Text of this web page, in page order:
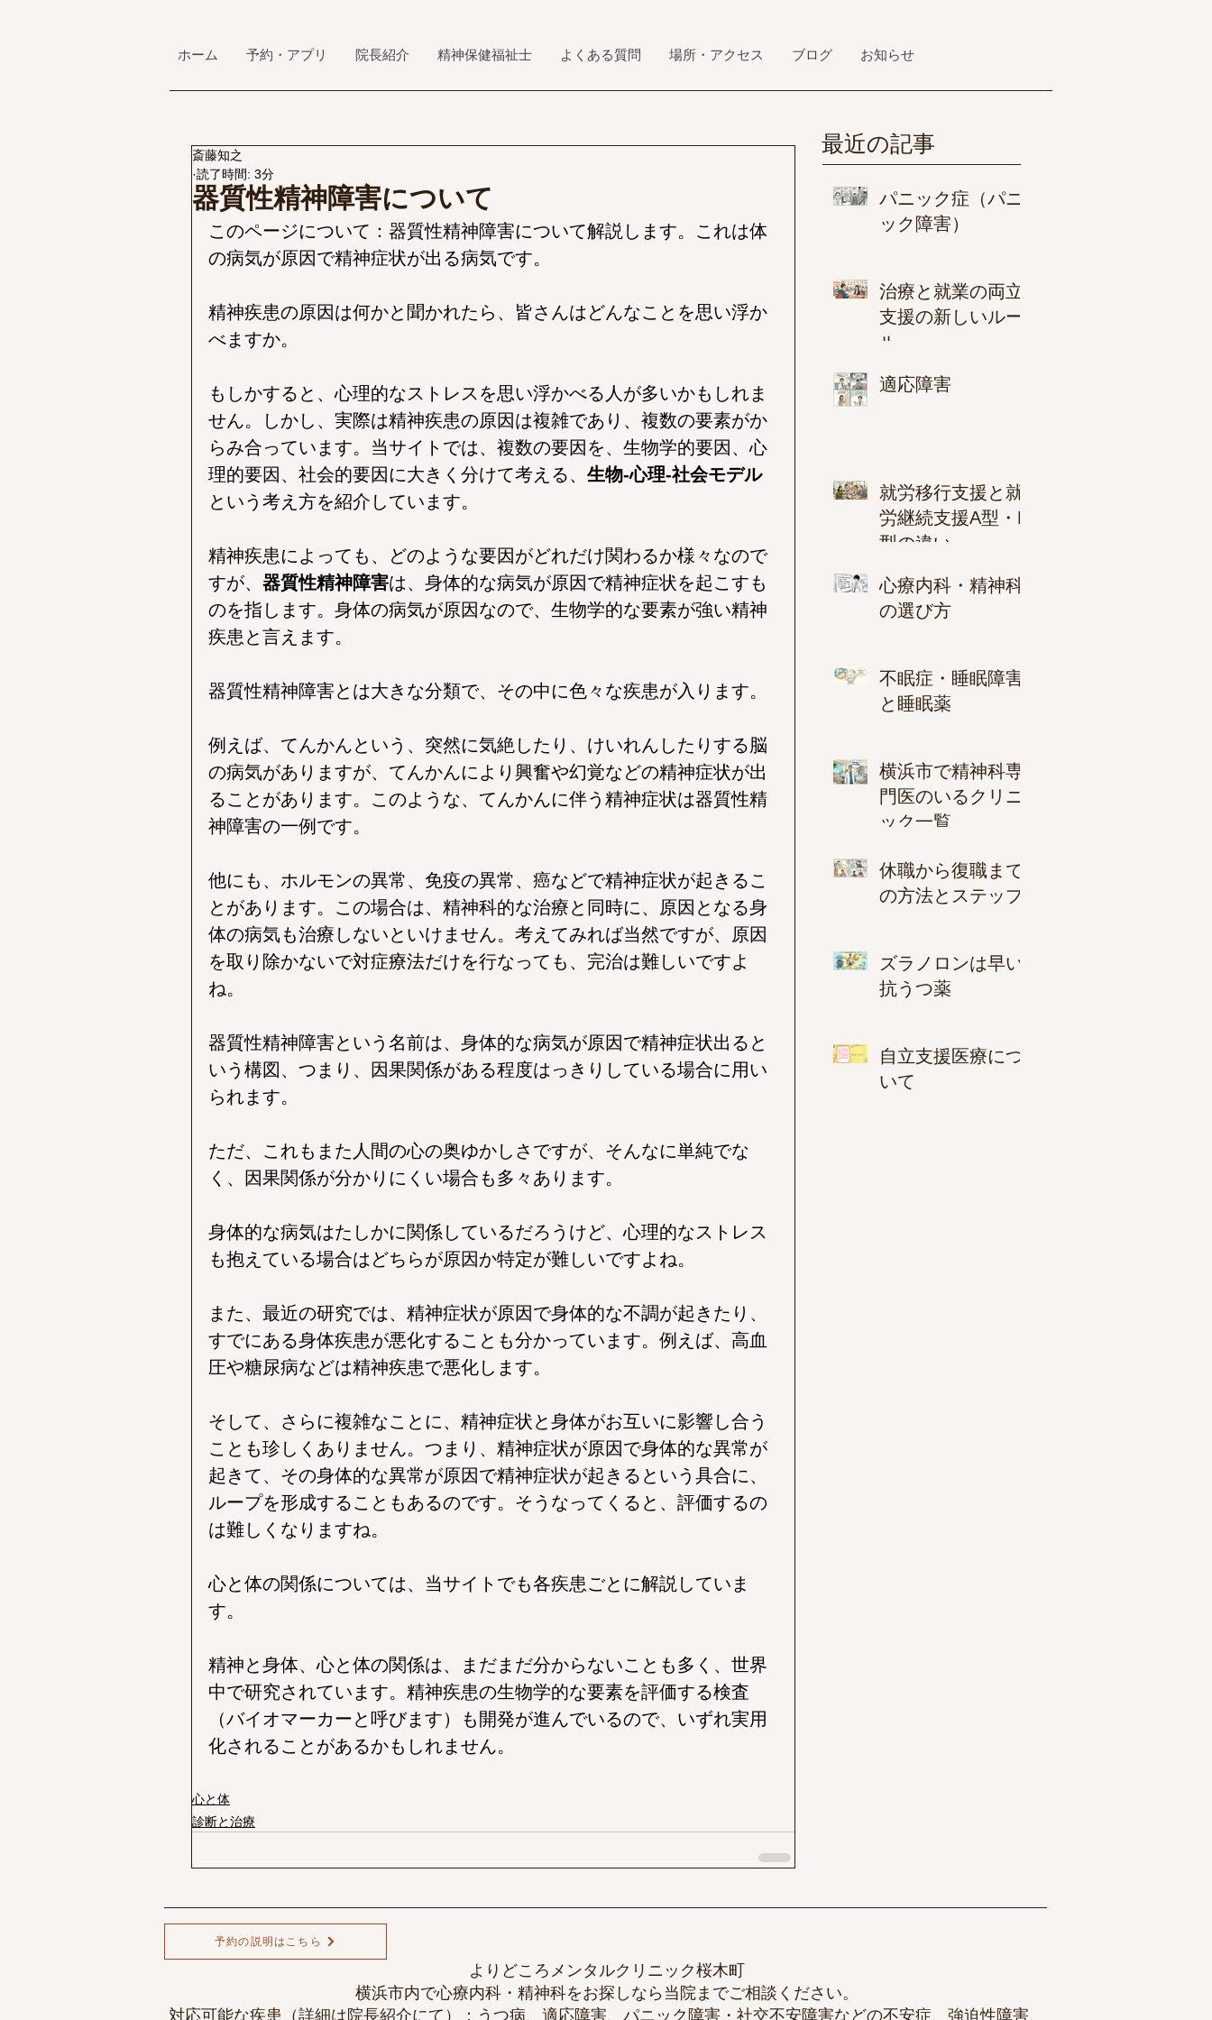
ホーム 予約・アプリ 院長紹介 精神保健福祉士 よくある質問 場所・アクセス ブログ お知らせ
器質性精神障害について
斎藤知之
読了時間: 3分
このページについて：器質性精神障害について解説します。これは体
の病気が原因で精神症状が出る病気です。
精神疾患の原因は何かと聞かれたら、皆さんはどんなことを思い浮か
べますか。
もしかすると、心理的なストレスを思い浮かべる人が多いかもしれま
せん。しかし、実際は精神疾患の原因は複雑であり、複数の要素がか
らみ合っています。当サイトでは、複数の要因を、生物学的要因、心
理的要因、社会的要因に大きく分けて考える、 生物-心理-社会モデル
という考え方を紹介しています。
精神疾患によっても、どのような要因がどれだけ関わるか様々なので
すが、 器質性精神障害は、身体的な病気が原因で精神症状を起こすも
のを指します。身体の病気が原因なので、生物学的な要素が強い精神
疾患と言えます。
器質性精神障害とは大きな分類で、その中に色々な疾患が入ります。
例えば、てんかんという、突然に気絶したり、けいれんしたりする脳
の病気がありますが、てんかんにより興奮や幻覚などの精神症状が出
ることがあります。このような、てんかんに伴う精神症状は器質性精
神障害の一例です。
他にも、ホルモンの異常、免疫の異常、癌などで精神症状が起きるこ
とがあります。この場合は、精神科的な治療と同時に、原因となる身
体の病気も治療しないといけません。考えてみれば当然ですが、原因
を取り除かないで対症療法だけを行なっても、完治は難しいですよ
ね。
器質性精神障害という名前は、身体的な病気が原因で精神症状出ると
いう構図、つまり、因果関係がある程度はっきりしている場合に用い
られます。
ただ、これもまた人間の心の奥ゆかしさですが、そんなに単純でな
く、因果関係が分かりにくい場合も多々あります。
身体的な病気はたしかに関係しているだろうけど、心理的なストレス
も抱えている場合はどちらが原因か特定が難しいですよね。
また、最近の研究では、精神症状が原因で身体的な不調が起きたり、
すでにある身体疾患が悪化することも分かっています。例えば、高血
圧や糖尿病などは精神疾患で悪化します。
そして、さらに複雑なことに、精神症状と身体がお互いに影響し合う
ことも珍しくありません。つまり、精神症状が原因で身体的な異常が
起きて、その身体的な異常が原因で精神症状が起きるという具合に、
ループを形成することもあるのです。そうなってくると、評価するの
は難しくなりますね。
心と体の関係については、当サイトでも各疾患ごとに解説していま
す。
精神と身体、心と体の関係は、まだまだ分からないことも多く、世界
中で研究されています。精神疾患の生物学的な要素を評価する検査
（バイオマーカーと呼びます）も開発が進んでいるので、いずれ実用
化されることがあるかもしれません。
心と体
診断と治療
最近の記事
パニック症（パニ
ック障害）
治療と就業の両立
支援の新しいルー
ル
適応障害
就労移行支援と就
労継続支援A型・B
型の違い
心療内科・精神科
の選び方
不眠症・睡眠障害
と睡眠薬
横浜市で精神科専
門医のいるクリニ
ック一覧
休職から復職まで
の方法とステップ
ズラノロンは早い
抗うつ薬
自立支援医療につ
いて
予約の説明はこちら
よりどころメンタルクリニック桜木町​
横浜市内で心療内科・精神科をお探しなら当院までご相談ください。
対応可能な疾患（詳細は 院長紹介にて）： うつ病、 適応障害、 パニック障害・ 社交不安障害などの不安症、 強迫性障害、